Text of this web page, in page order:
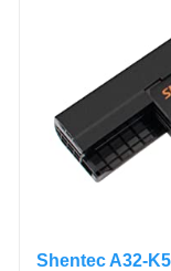
Shentec A32-